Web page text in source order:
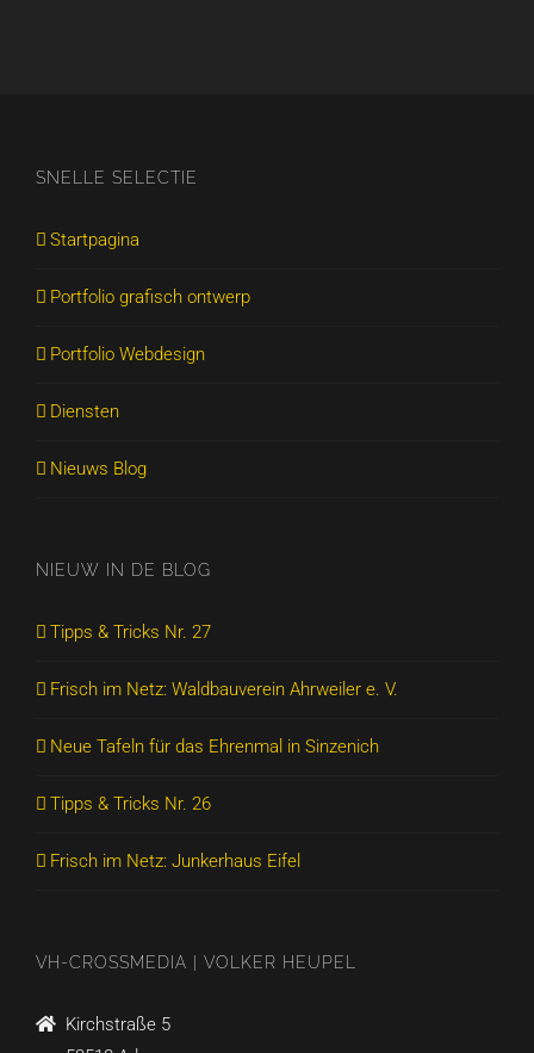
SNELLE SELECTIE
Startpagina
Portfolio grafisch ontwerp
Portfolio Webdesign
Diensten
Nieuws Blog
NIEUW IN DE BLOG
Tipps & Tricks Nr. 27
Frisch im Netz: Waldbauverein Ahrweiler e. V.
Neue Tafeln für das Ehrenmal in Sinzenich
Tipps & Tricks Nr. 26
Frisch im Netz: Junkerhaus Eifel
VH-CROSSMEDIA | VOLKER HEUPEL
Kirchstraße 5